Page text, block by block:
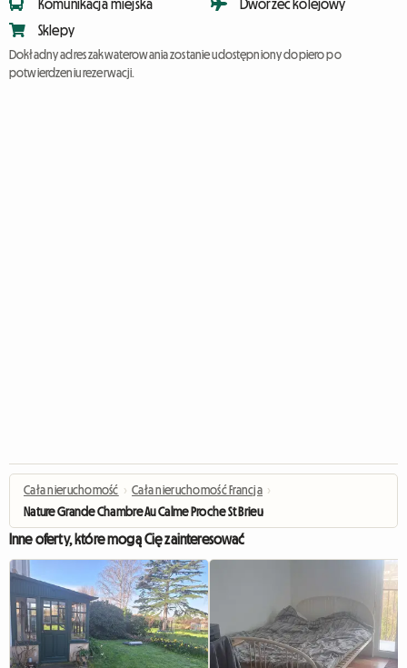
Komunikacja miejska
Sklepy
Dworzec kolejowy
Dokładny adres zakwaterowania zostanie udostępniony dopiero po
potwierdzeniu rezerwacji.
Cała nieruchomość › Cała nieruchomość Francja ›
Nature Grande Chambre Au Calme Proche St Brieuc
Inne oferty, które mogą Cię zainteresować